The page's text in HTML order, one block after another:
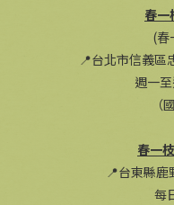
春一
(春
📍台北市信義區
週一
（
春一
📍台東縣
每